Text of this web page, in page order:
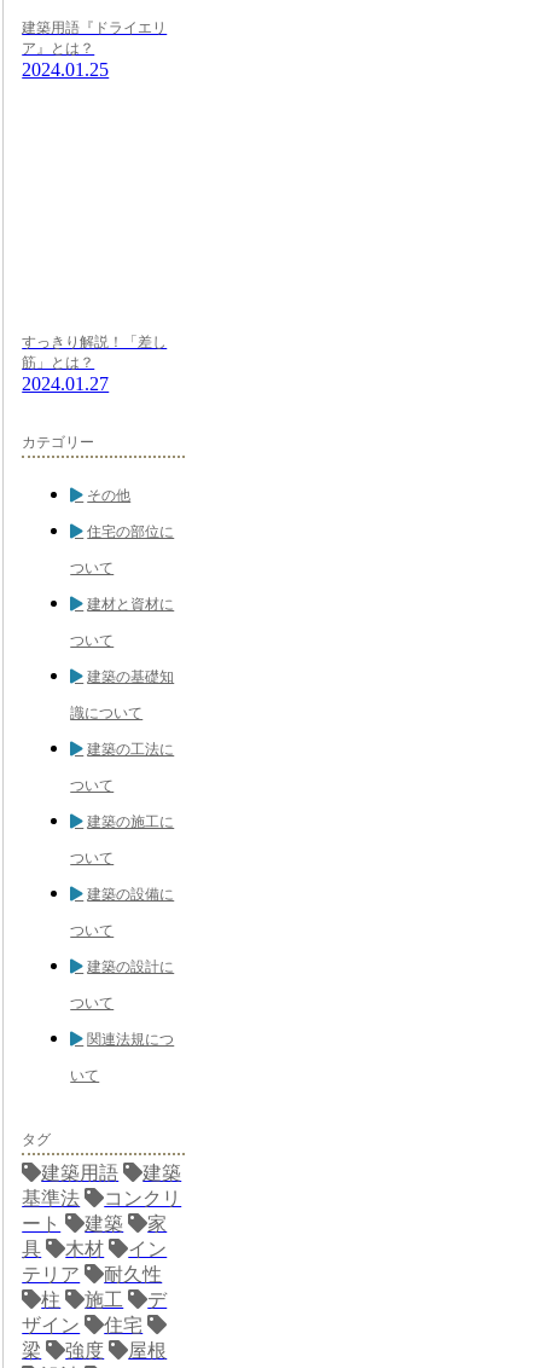
建築用語『ドライエリ
ア』とは？
2024.01.25
すっきり解説！「差し
筋」とは？
2024.01.27
カテゴリー
その他
住宅の部位に
ついて
建材と資材に
ついて
建築の基礎知
識について
建築の工法に
ついて
建築の施工に
ついて
建築の設備に
ついて
建築の設計に
ついて
関連法規につ
いて
タグ
建築用語
建築
基準法
コンクリ
ート
建築
家
具
木材
イン
テリア
耐久性
柱
施工
デ
ザイン
住宅
梁
強度
屋根